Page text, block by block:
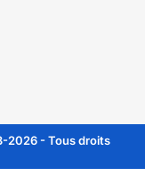
2026 - Tous droits